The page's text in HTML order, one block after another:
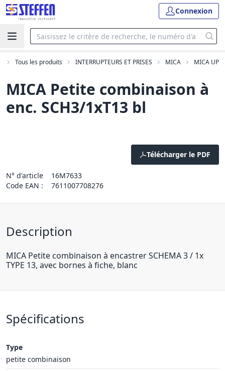
Connexion
Tous les produits INTERRUPTEURS ET PRISES MICA MICA UP
MICA Petite combinaison à
enc. SCH3/1xT13 bl
Télécharger le PDF
N° d'article
16M7633
Code EAN :
7611007708276
Description
MICA Petite combinaison à encastrer SCHEMA 3 / 1x
TYPE 13, avec bornes à fiche, blanc
Spécifications
Type
petite combinaison